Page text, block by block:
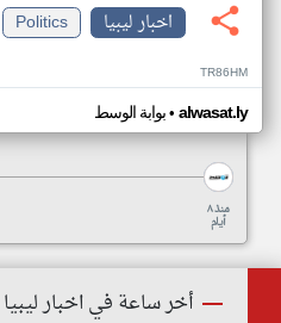
اخبار ليبيا
Politics
TR86HM
بوابة الوسط• alwasat.ly
منذ ٨
أيام
أخر ساعة في اخبار ليبيا